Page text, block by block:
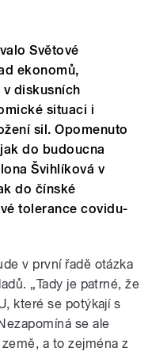
Světové
ekonomů,
v diskusních
situaci i
sil. Opomenuto
do budoucna
Švihlíková v
do čínské
tolerance covidu-
v první řadě otázka
„Tady je patrné, že
které se potýkají s
se ale
a to zejména z